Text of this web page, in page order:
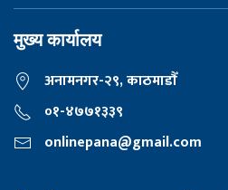
मुख्य कार्यालय
अनामनगर-२९, काठमाडाैँ
०१-४७७१३३९
onlinepana@gmail.com